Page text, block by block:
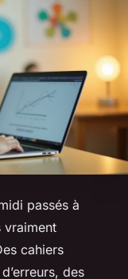
passés à
vraiment
cahiers
des